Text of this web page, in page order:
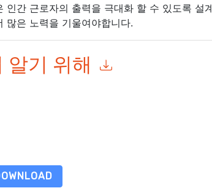
인간 근로자의 출력을 극대화 할 수 있도록 설
많은 노력을 기울여야합니다.
알기 위해